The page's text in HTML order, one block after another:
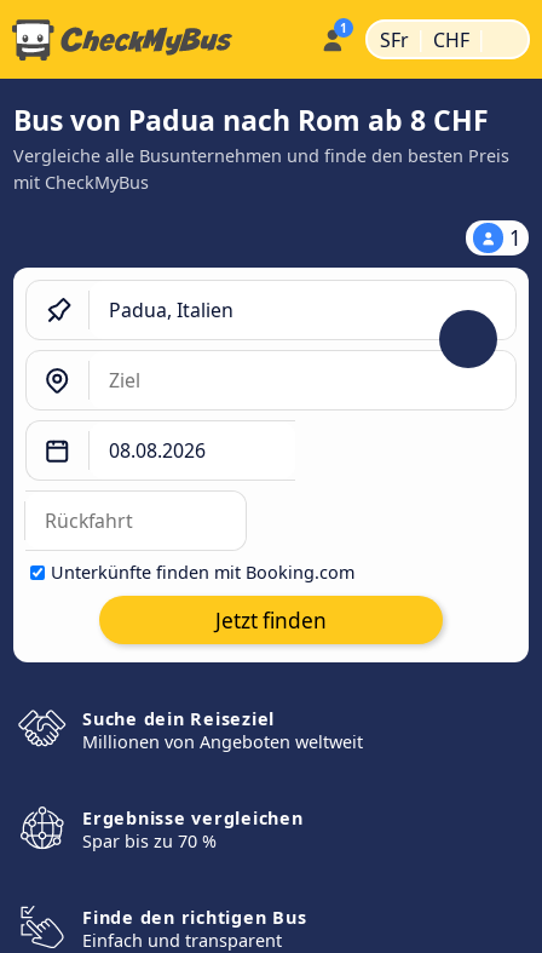
SFr | CHF |
Bus von Padua nach Rom ab 8 CHF
Vergleiche alle Busunternehmen und finde den besten Preis
mit CheckMyBus
1
Unterkünfte finden mit Booking.com
Jetzt finden
Suche dein Reiseziel
Millionen von Angeboten weltweit
Ergebnisse vergleichen
Spar bis zu 70 %
Finde den richtigen Bus
Einfach und transparent